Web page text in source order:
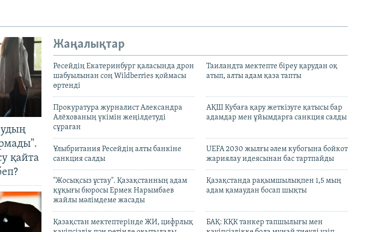
қайта
Жаңалықтар
Ресейдің Екатеринбург қаласында дрон
шабуылынан соң Wildberries қоймасы
өртенді
Таиландта мектепте біреу қарудан оқ
атып, алты адам қаза тапты
Прокуратура журналист Александра
Алёхованың үкімін жеңілдетуді
сұраған
АҚШ Кубаға қару жеткізуге қатысы бар
адамдар мен ұйымдарға санкция салды
Ұлыбритания Ресейдің алты банкіне
санкция салды
UEFA 2030 жылғы әлем кубогына бойкот
жариялау идеясынан бас тартпайды
"Жосықсыз ұстау". Қазақстанның адам
құқығы бюросы Ермек Нарымбаев
жайлы мәлімдеме жасады
Қазақстанда рақымшылықпен 1,5 мың
адам қамаудан босап шықты
Қазақстан мектептерінде ЖИ, цифрлық
БАҚ: КҚК танкер тапшылығы мен